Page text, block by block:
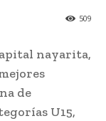
509
nayarita,
de
U15,